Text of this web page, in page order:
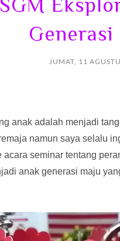
Generasi
JUMAT, 11
anak adalah menjadi
namun saya selalu
acara seminar tentang
anak generasi maju